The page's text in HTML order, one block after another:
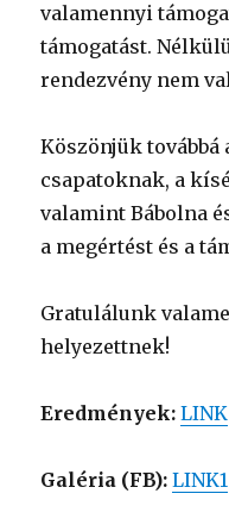
valamennyi
támogatást.
rendezvény nem
Köszönjük továbbá
csapatoknak, a
valamint Bábolna
a megértést és a
Gratulálunk
helyezettnek!
Eredmények: LINK
Galéria (FB): LINK1